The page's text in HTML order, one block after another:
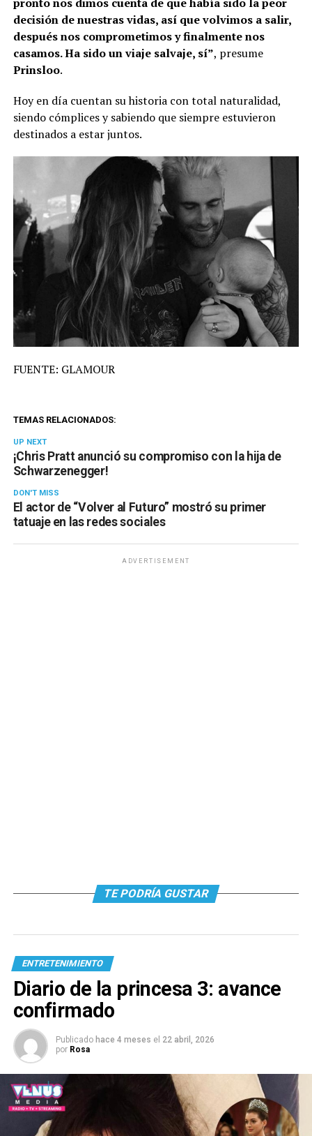
decisión de nuestras vidas, así que volvimos a salir,
después nos comprometimos y finalmente nos
casamos. Ha sido un viaje salvaje, sí”, presume
Prinsloo.
Hoy en día cuentan su historia con total naturalidad,
siendo cómplices y sabiendo que siempre estuvieron
destinados a estar juntos.
FUENTE: GLAMOUR
TEMAS RELACIONADOS:
UP NEXT
¡Chris Pratt anunció su compromiso con la hija de
Schwarzenegger!
DON'T MISS
El actor de “Volver al Futuro” mostró su primer
tatuaje en las redes sociales
ADVERTISEMENT
TE PODRÍA GUSTAR
ENTRETENIMIENTO
Diario de la princesa 3: avance
confirmado
Publicado hace 4 meses el 22 abril, 2026
por Rosa